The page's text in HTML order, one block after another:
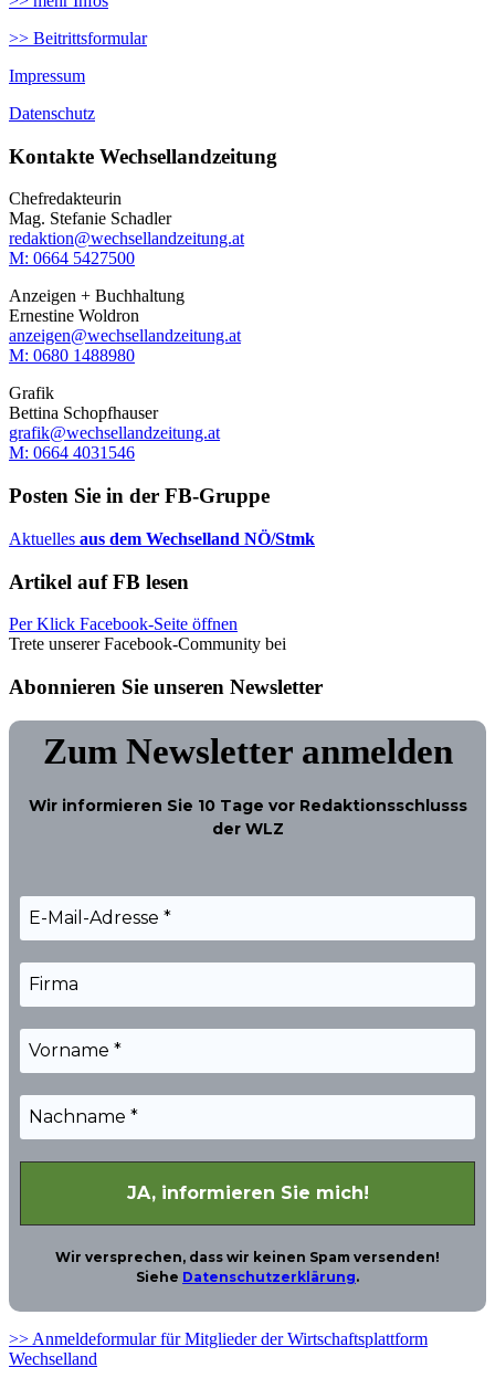
>> Beitrittsformular
Impressum
Datenschutz
Kontakte Wechsellandzeitung
Chefredakteurin
Mag. Stefanie Schadler
redaktion@wechsellandzeitung.at
M: 0664 5427500‬
Anzeigen + Buchhaltung
Ernestine Woldron
anzeigen@wechsellandzeitung.at
M: ‭0680 1488980‬
Grafik
Bettina Schopfhauser
grafik@wechsellandzeitung.at
M: 0664 4031546
Posten Sie in der FB-Gruppe
Aktuelles aus dem Wechselland NÖ/Stmk
Artikel auf FB lesen
Per Klick Facebook-Seite öffnen
Trete unserer Facebook-Community bei
Abonnieren Sie unseren Newsletter
Zum Newsletter anmelden
Wir informieren Sie 10 Tage vor Redaktionsschlusss
der WLZ
Wir versprechen, dass wir keinen Spam versenden!
Siehe Datenschutzerklärung.
>> Anmeldeformular für Mitglieder der Wirtschaftsplattform
Wechselland